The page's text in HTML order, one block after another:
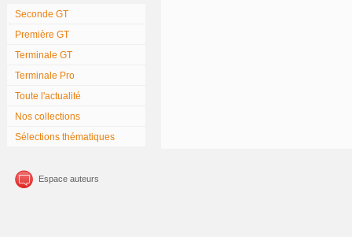
Seconde GT
Première GT
Terminale GT
Terminale Pro
Toute l'actualité
Nos collections
Sélections thématiques
Espace auteurs